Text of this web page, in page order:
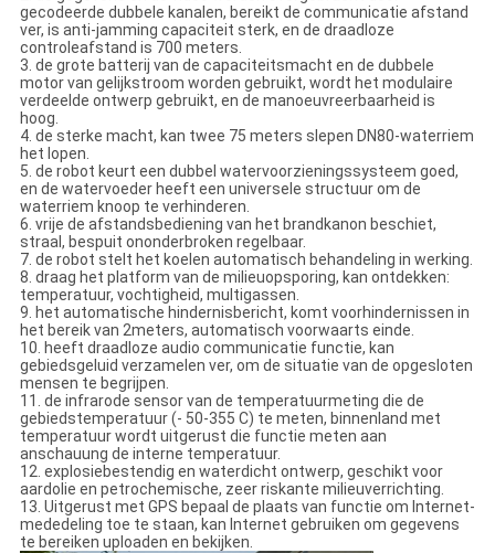
gecodeerde dubbele kanalen, bereikt de communicatie afstand
ver, is anti-jamming capaciteit sterk, en de draadloze
controleafstand is 700 meters.
3. de grote batterij van de capaciteitsmacht en de dubbele
motor van gelijkstroom worden gebruikt, wordt het modulaire
verdeelde ontwerp gebruikt, en de manoeuvreerbaarheid is
hoog.
4. de sterke macht, kan twee 75 meters slepen DN80-waterriem
het lopen.
5. de robot keurt een dubbel watervoorzieningssysteem goed,
en de watervoeder heeft een universele structuur om de
waterriem knoop te verhinderen.
6. vrije de afstandsbediening van het brandkanon beschiet,
straal, bespuit ononderbroken regelbaar.
7. de robot stelt het koelen automatisch behandeling in werking.
8. draag het platform van de milieuopsporing, kan ontdekken:
temperatuur, vochtigheid, multigassen.
9. het automatische hindernisbericht, komt voorhindernissen in
het bereik van 2meters, automatisch voorwaarts einde.
10. heeft draadloze audio communicatie functie, kan
gebiedsgeluid verzamelen ver, om de situatie van de opgesloten
mensen te begrijpen.
11. de infrarode sensor van de temperatuurmeting die de
gebiedstemperatuur (- 50-355 C) te meten, binnenland met
temperatuur wordt uitgerust die functie meten aan
anschauung de interne temperatuur.
12. explosiebestendig en waterdicht ontwerp, geschikt voor
aardolie en petrochemische, zeer riskante milieuverrichting.
13. Uitgerust met GPS bepaal de plaats van functie om Internet-
mededeling toe te staan, kan Internet gebruiken om gegevens
te bereiken uploaden en bekijken.